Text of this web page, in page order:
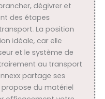
dégivrer et
des étapes
La position
idéale, car elle
et le système de
au transport
partage ses
du matériel